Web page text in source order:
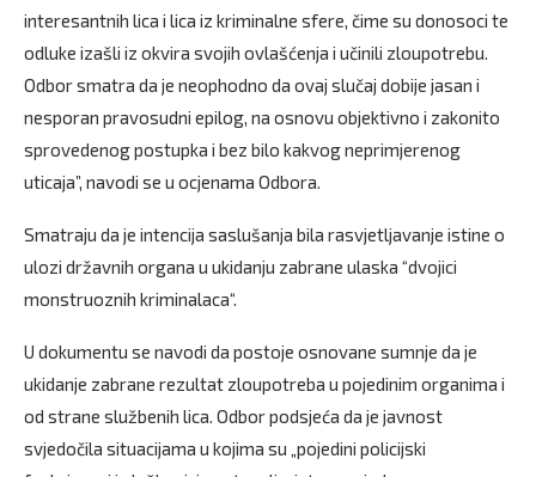
interesantnih lica i lica iz kriminalne sfere, čime su donosoci te
odluke izašli iz okvira svojih ovlašćenja i učinili zloupotrebu.
Odbor smatra da je neophodno da ovaj slučaj dobije jasan i
nesporan pravosudni epilog, na osnovu objektivno i zakonito
sprovedenog postupka i bez bilo kakvog neprimjerenog
uticaja”, navodi se u ocjenama Odbora.
Smatraju da je intencija saslušanja bila rasvjetljavanje istine o
ulozi državnih organa u ukidanju zabrane ulaska “dvojici
monstruoznih kriminalaca“.
U dokumentu se navodi da postoje osnovane sumnje da je
ukidanje zabrane rezultat zloupotreba u pojedinim organima i
od strane službenih lica. Odbor podsjeća da je javnost
svjedočila situacijama u kojima su „pojedini policijski